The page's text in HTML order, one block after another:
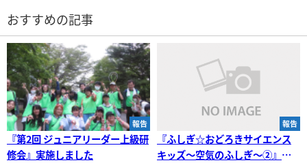
おすすめの記事
報告
『第2回 ジュニアリーダー上級研
修会』実施しました
報告
『ふしぎ☆おどろきサイエンス
キッズ～空気のふしぎ～②』実